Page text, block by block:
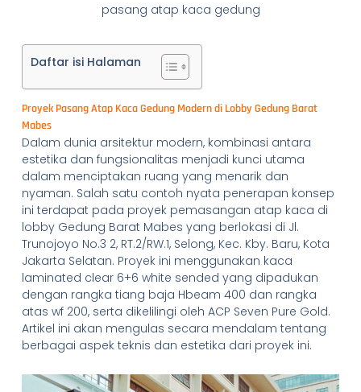
pasang atap kaca gedung
Daftar isi Halaman
Proyek Pasang Atap Kaca Gedung Modern di Lobby Gedung Barat
Mabes
Dalam dunia arsitektur modern, kombinasi antara
estetika dan fungsionalitas menjadi kunci utama
dalam menciptakan ruang yang menarik dan
nyaman. Salah satu contoh nyata penerapan konsep
ini terdapat pada proyek pemasangan atap kaca di
lobby Gedung Barat Mabes yang berlokasi di Jl.
Trunojoyo No.3 2, RT.2/RW.1, Selong, Kec. Kby. Baru, Kota
Jakarta Selatan. Proyek ini menggunakan kaca
laminated clear 6+6 white sended yang dipadukan
dengan rangka tiang baja Hbeam 400 dan rangka
atas wf 200, serta dikelilingi oleh ACP Seven Pure Gold.
Artikel ini akan mengulas secara mendalam tentang
berbagai aspek teknis dan estetika dari proyek ini.